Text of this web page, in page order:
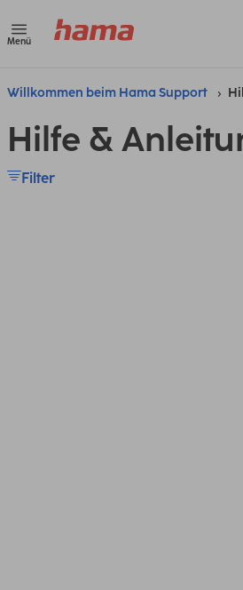
Menü
Willkommen beim Hama Support
Hilfe &
Filter